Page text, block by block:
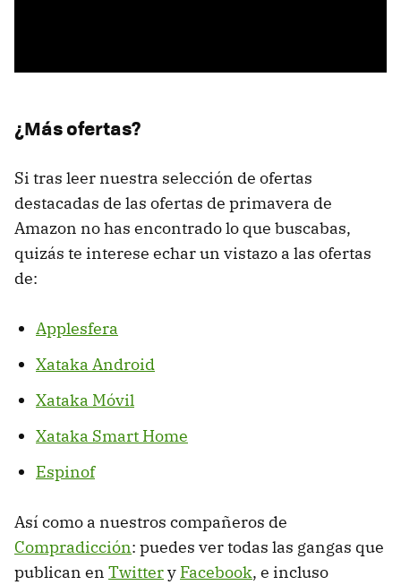
¿Más ofertas?
Si tras leer nuestra selección de ofertas
destacadas de las ofertas de primavera de
Amazon no has encontrado lo que buscabas,
quizás te interese echar un vistazo a las ofertas
de:
Applesfera
Xataka Android
Xataka Móvil
Xataka Smart Home
Espinof
Así como a nuestros compañeros de
Compradicción: puedes ver todas las gangas que
publican en Twittery Facebook, e incluso